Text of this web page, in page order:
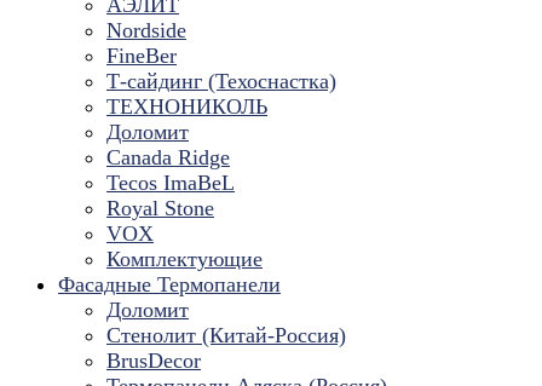
АЭЛИТ
Nordside
FineBer
Т-сайдинг (Техоснастка)
ТЕХНОНИКОЛЬ
Доломит
Canada Ridge
Tecos ImaBeL
Royal Stone
VOX
Комплектующие
Фасадные Термопанели
Доломит
Стенолит (Китай-Россия)
BrusDecor